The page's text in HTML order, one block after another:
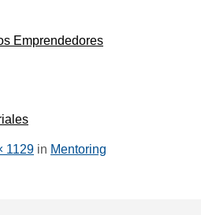
Emprendedores
1129 in Mentoring